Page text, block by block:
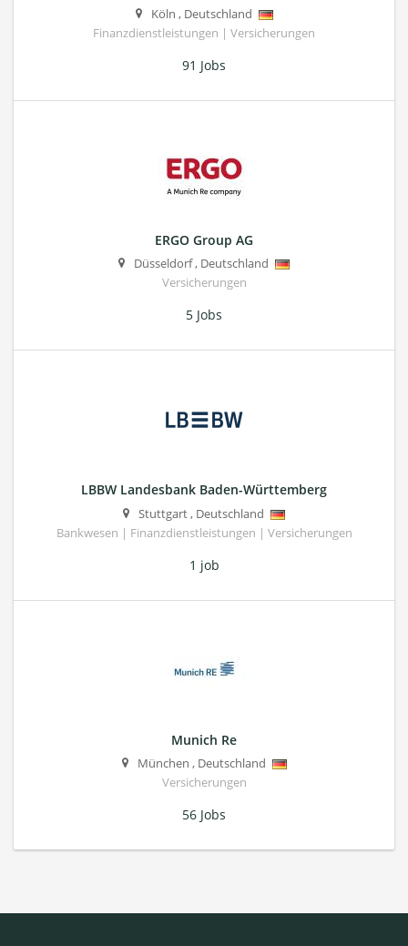
Köln , Deutschland
Finanzdienstleistungen | Versicherungen
91 Jobs
ERGO Group AG
Düsseldorf, Deutschland
Versicherungen
5 Jobs
LBBW Landesbank Baden-Württemberg
Stuttgart, Deutschland
Bankwesen | Finanzdienstleistungen | Versicherungen
1 job
Munich Re
München , Deutschland
Versicherungen
56 Jobs